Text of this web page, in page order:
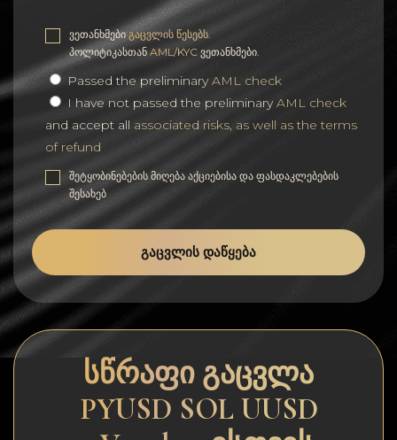
ვეთანხმებიგაცვლის წესებს
პოლიტიკასთან AML/KYC ვეთანხმები.
Passed the preliminaryAML check
I have not passed the preliminaryAML check
and accept all associated risks, as well as the terms
of refund
შეტყობინებების მიღება აქციებისა და ფასდაკლებების
შესახებ
ᲒᲐᲪᲕᲚᲘᲡ ᲓᲐᲬᲧᲔᲑᲐ
სწრაფი გაცვლა
PYUSD SOL UUSD